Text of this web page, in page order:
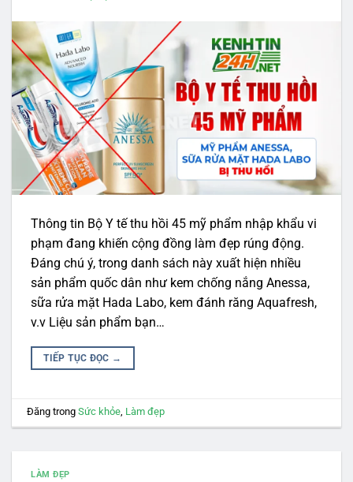
Thông tin Bộ Y tế thu hồi 45 mỹ phẩm nhập khẩu vi
phạm đang khiến cộng đồng làm đẹp rúng động.
Đáng chú ý, trong danh sách này xuất hiện nhiều
sản phẩm quốc dân như kem chống nắng Anessa,
sữa rửa mặt Hada Labo, kem đánh răng Aquafresh,
v.v Liệu sản phẩm bạn…
TIẾP TỤC ĐỌC →
Đăng trongSức khỏe, Làm đẹp
LÀM ĐẸP